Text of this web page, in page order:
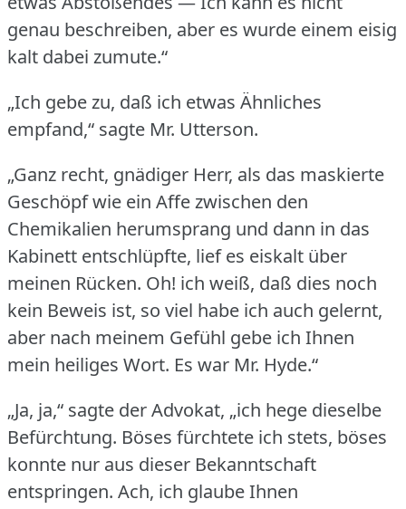
genau beschreiben, aber es wurde einem eisig
kalt dabei zumute.“
„Ich gebe zu, daß ich etwas Ähnliches
empfand,“ sagte Mr. Utterson.
„Ganz recht, gnädiger Herr, als das maskierte
Geschöpf wie ein Affe zwischen den
Chemikalien herumsprang und dann in das
Kabinett entschlüpfte, lief es eiskalt über
meinen Rücken. Oh! ich weiß, daß dies noch
kein Beweis ist, so viel habe ich auch gelernt,
aber nach meinem Gefühl gebe ich Ihnen
mein heiliges Wort. Es war Mr. Hyde.“
„Ja, ja,“ sagte der Advokat, „ich hege dieselbe
Befürchtung. Böses fürchtete ich stets, böses
konnte nur aus dieser Bekanntschaft
entspringen. Ach, ich glaube Ihnen